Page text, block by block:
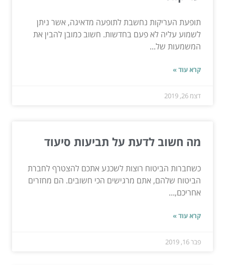
תופעת העריקות נחשבת לתופעה מדאיגה, אשר ניתן
לשמוע עליה לא פעם בחדשות. חשוב כמובן להבין את
המשמעות של...
קרא עוד »
דצמ 26, 2019
מה חשוב לדעת על תביעות סיעוד
כשחברות הביטוח רוצות לשכנע אתכם להצטרף לחברת
הביטוח שלהם, אתם מרגישים הכי חשובים. הם מחזרים
אחריכם,...
קרא עוד »
פבר 16, 2019